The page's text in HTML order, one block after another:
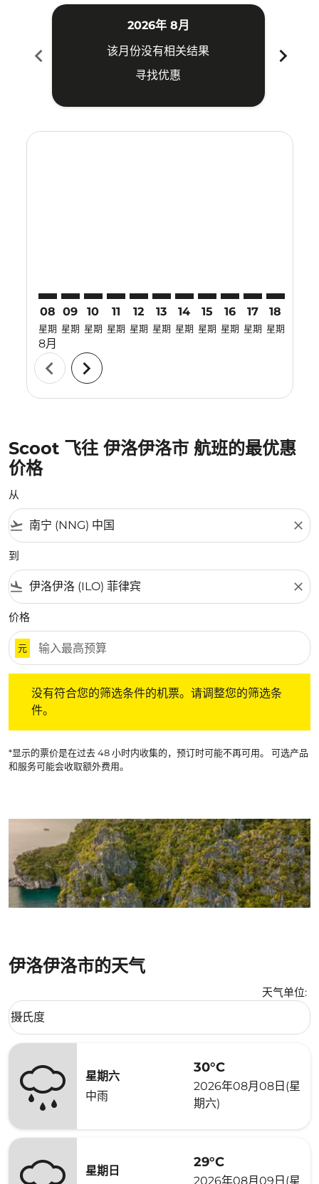
chevron_left
2026年 8月
该月份没有相关结果
寻找优惠
chevron_right
08
星期
8月
09
星期
10
星期
11
星期
12
星期
13
星期
14
星期
15
星期
16
星期
17
星期
18
星期
chevron_left chevron_right
Scoot 飞往 伊洛伊洛市 航班的最优惠
价格
从
flight_takeoff close
到
flight_land close
价格
元
没有符合您的筛选条件的机票。请调整您的筛选条
件。
*显示的票价是在过去 48 小时内收集的，预订时可能不再可用。 可选产品
和服务可能会收取额外费用。
伊洛伊洛市的天气
天气单位:
Weather unit option 摄氏度 Selected
摄氏度
keyboard_arrow_down
星期六
中雨
30°C
2026年08月08日(星
期六)
星期日
29°C
2026年08月09日(星